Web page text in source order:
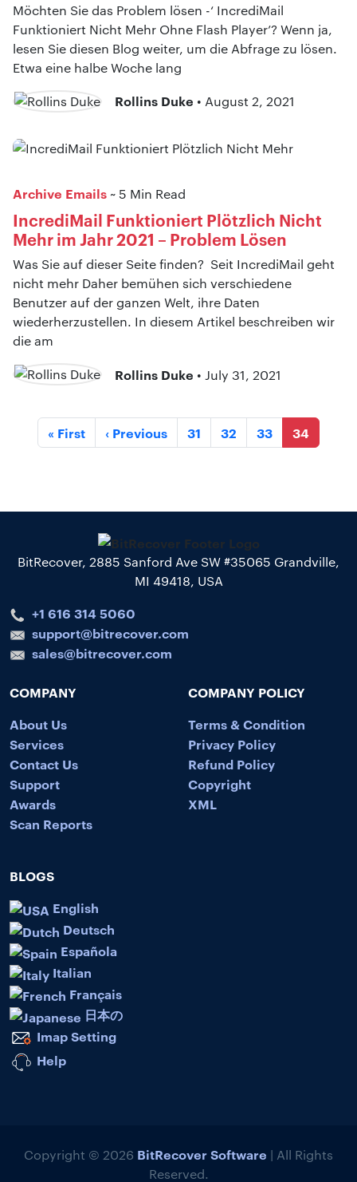
Möchten Sie das Problem lösen -‘ IncrediMail
Funktioniert Nicht Mehr Ohne Flash Player’? Wenn ja,
lesen Sie diesen Blog weiter, um die Abfrage zu lösen.
Etwa eine halbe Woche lang
Rollins Duke • August 2, 2021
Archive Emails ~ 5 Min Read
IncrediMail Funktioniert Plötzlich Nicht
Mehr im Jahr 2021 – Problem Lösen
Was Sie auf dieser Seite finden? Seit IncrediMail geht
nicht mehr Daher bemühen sich verschiedene
Benutzer auf der ganzen Welt, ihre Daten
wiederherzustellen. In diesem Artikel beschreiben wir
die am
Rollins Duke • July 31, 2021
« First ‹ Previous 31 32 33 34
BitRecover, 2885 Sanford Ave SW #35065 Grandville,
MI 49418, USA
+1 616 314 5060
support@bitrecover.com
sales@bitrecover.com
COMPANY
About Us
Services
Contact Us
Support
Awards
Scan Reports
COMPANY POLICY
Terms & Condition
Privacy Policy
Refund Policy
Copyright
XML
BLOGS
English
Deutsch
Española
Italian
Français
日本の
Imap Setting
Help
Copyright © 2026 BitRecover Software | All Rights
Reserved.